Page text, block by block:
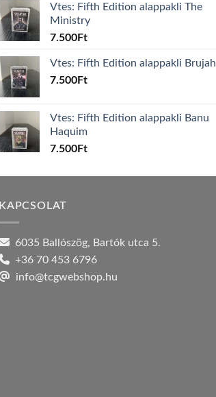
Vtes: Fifth Edition alappakli The
Ministry
7.500Ft
Vtes: Fifth Edition alappakli Brujah
7.500Ft
Vtes: Fifth Edition alappakli Banu
Haquim
7.500Ft
KAPCSOLAT
6035 Ballószög, Bartók utca 5.
+36 70 453 6796
info@tcgwebshop.hu